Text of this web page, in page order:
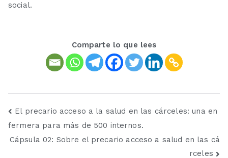
social.
Comparte lo que lees
El precario acceso a la salud en las cárceles: una en
fermera para más de 500 internos.
Cápsula 02: Sobre el precario acceso a salud en las cá
rceles